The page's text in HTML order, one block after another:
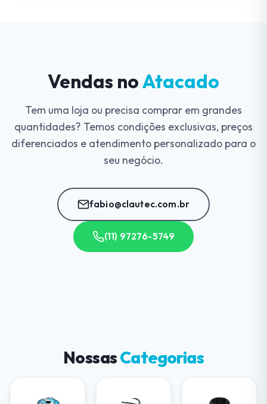
Vendas noAtacado
Tem uma loja ou precisa comprar em grandes
quantidades? Temos condições exclusivas, preços
diferenciados e atendimento personalizado para o
seu negócio.
fabio@clautec.com.br
(11) 97276-5749
NossasCategorias